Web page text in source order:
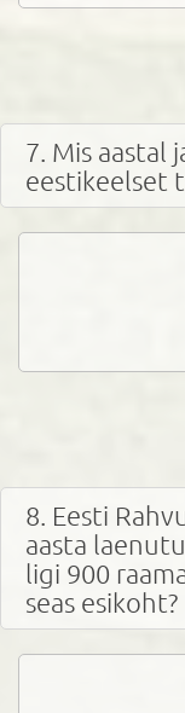
7. Mis aastal
eestikeelset
8. Eesti
aasta
ligi 900
seas esikoht?